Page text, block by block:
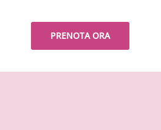
PRENOTA ORA